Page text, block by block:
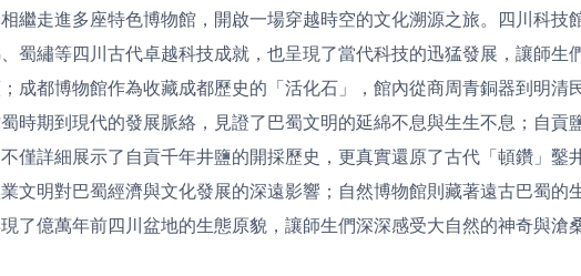
繼走進多座特色博物館，開啟一場穿越時空的文化溯源之旅。四川科技
蜀繡等四川古代卓越科技成就，也呈現了當代科技的迅猛發展，讓師生
成都博物館作為收藏成都歷史的「活化石」，館內從商周青銅器到明清
時期到現代的發展脈絡，見證了巴蜀文明的延綿不息與生生不息；自貢
僅詳細展示了自貢千年井鹽的開採歷史，更真實還原了古代「頓鑽」鑿
文明對巴蜀經濟與文化發展的深遠影響；自然博物館則藏著遠古巴蜀的
了億萬年前四川盆地的生態原貌，讓師生們深深感受大自然的神奇與滄